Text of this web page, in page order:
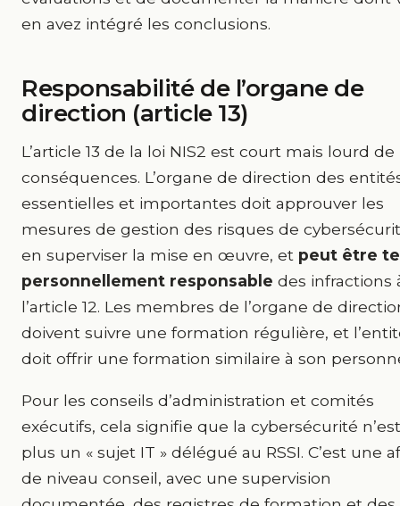
en avez intégré les conclusions.
Responsabilité de l’organe de
direction (article 13)
L’article 13 de la loi NIS2 est court mais lourd de
conséquences. L’organe de direction des
essentielles et importantes doit approuver les
mesures de gestion des risques de
en superviser la mise en œuvre, et peut être
personnellement responsable des infractions
l’article 12. Les membres de l’organe de
doivent suivre une formation régulière, et
doit offrir une formation similaire à son
Pour les conseils d’administration et comités
exécutifs, cela signifie que la cybersécurité n’est
plus un « sujet IT » délégué au RSSI. C’est une
de niveau conseil, avec une supervision